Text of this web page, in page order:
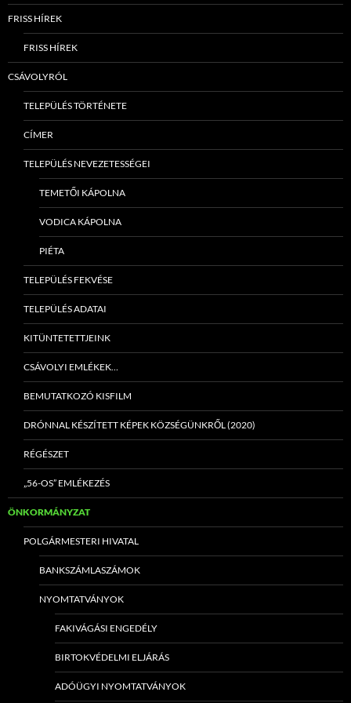
FRISS HÍREK
FRISS HÍREK
CSÁVOLYRÓL
TELEPÜLÉS TÖRTÉNETE
CÍMER
TELEPÜLÉS NEVEZETESSÉGEI
TEMETŐI KÁPOLNA
VODICA KÁPOLNA
PIÉTA
TELEPÜLÉS FEKVÉSE
TELEPÜLÉS ADATAI
KITÜNTETETTJEINK
CSÁVOLYI EMLÉKEK…
BEMUTATKOZÓ KISFILM
DRÓNNAL KÉSZÍTETT KÉPEK KÖZSÉGÜNKRŐL (2020)
RÉGÉSZET
„56-OS” EMLÉKEZÉS
ÖNKORMÁNYZAT
POLGÁRMESTERI HIVATAL
BANKSZÁMLASZÁMOK
NYOMTATVÁNYOK
FAKIVÁGÁSI ENGEDÉLY
BIRTOKVÉDELMI ELJÁRÁS
ADÓÜGYI NYOMTATVÁNYOK